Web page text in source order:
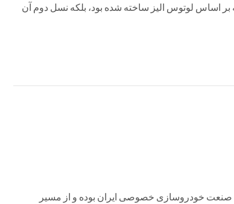
بر اساس لوتوس الیز ساخته شده بود، بلکه نسل دوم آن
صنعت خودروسازی خصوصی ایران بوده و از مسیر